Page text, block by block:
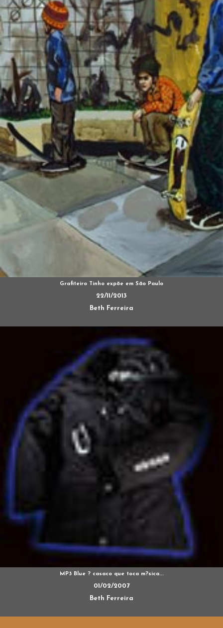
Grafiteiro Tinho expõe em São Paulo
22/11/2013
Beth Ferreira
MP3 Blue ? casaco que toca m?sica...
01/02/2007
Beth Ferreira